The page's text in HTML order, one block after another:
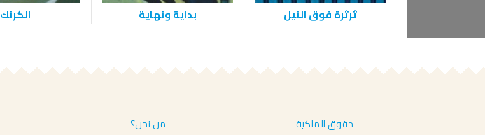
ثرثرة فوق النيل بداية ونهاية الكرنك
حقوق الملكية من نحن؟